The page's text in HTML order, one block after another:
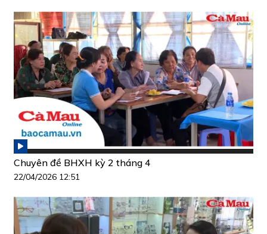
Chuyên đề BHXH kỳ 2 tháng 4
22/04/2026 12:51